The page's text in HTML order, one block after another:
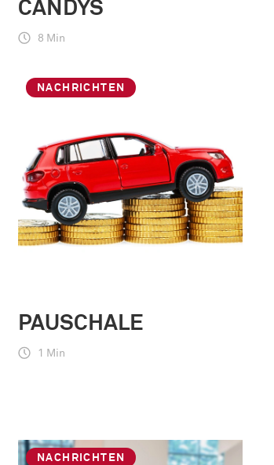
CANDYS
8 Min
NACHRICHTEN
PAUSCHALE
1 Min
NACHRICHTEN